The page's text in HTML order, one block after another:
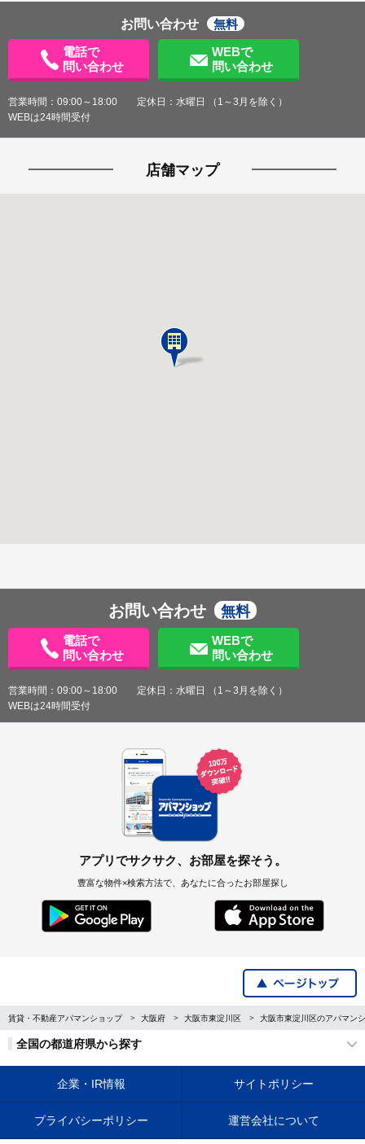
お問い合わせ
無料
電話で
問い合わせ
WEBで
問い合わせ
営業時間：09:00～18:00 定休日：水曜日 （1～3月を除く）
WEBは24時間受付
店舗マップ
お問い合わせ 無料
電話で
問い合わせ
WEBで
問い合わせ
営業時間：09:00～18:00 定休日：水曜日 （1～3月を除く）
WEBは24時間受付
アプリでサクサク、お部屋を探そう。
豊富な物件×検索方法で、あなたに合ったお部屋探し
賃貸・不動産アパマンショップ 大阪府 大阪市東淀川区 大阪市東淀川区のアパマン
全国の都道府県から探す
企業・IR情報 サイトポリシー
プライバシーポリシー 運営会社について